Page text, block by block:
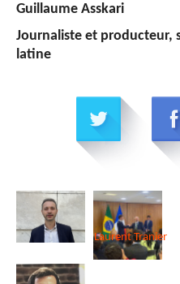
Guillaume Asskari
Journaliste et producteur,
latine
LaurentTranier